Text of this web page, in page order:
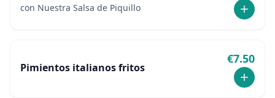
con Nuestra Salsa de Piquillo
Pimientos italianos fritos
€7.50